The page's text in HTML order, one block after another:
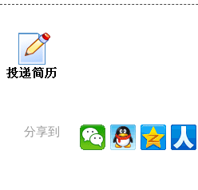
分享到